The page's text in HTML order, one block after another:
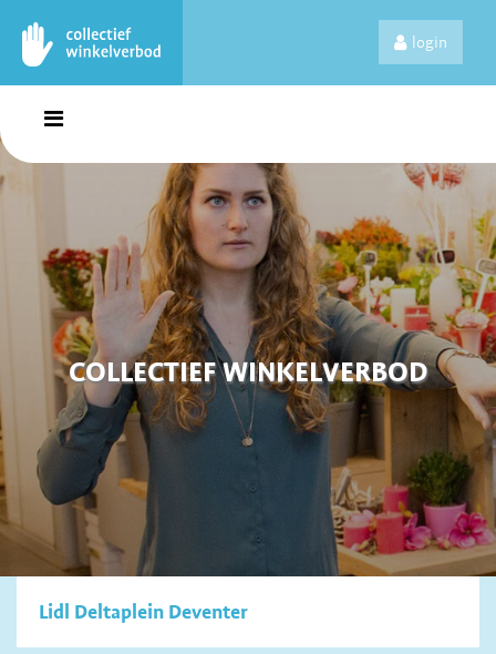
login
COLLECTIEF WINKELVERBOD
Lidl Deltaplein Deventer